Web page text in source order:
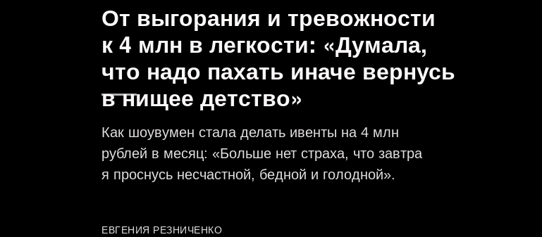
От выгорания и тревожности
к 4 млн в легкости: «Думала,
что надо пахать иначе вернусь
в нищее детство»
Как шоувумен стала делать ивенты на 4 млн
рублей в месяц: «Больше нет страха, что завтра
я проснусь несчастной, бедной и голодной».
ЕВГЕНИЯ РЕЗНИЧЕНКО